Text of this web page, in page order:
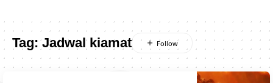
Tag:Jadwal kiamat